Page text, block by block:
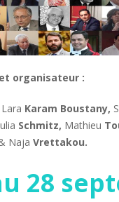
organisateur :
Lara Karam Boustany,
Schmitz, Mathieu
Naja Vrettakou.
28